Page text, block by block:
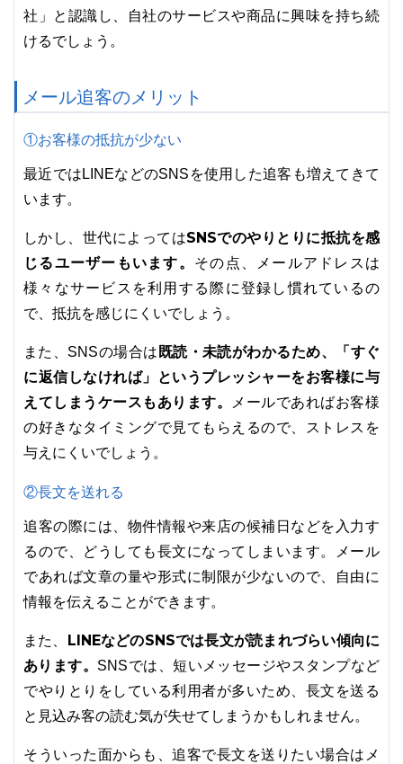
社」と認識し、自社のサービスや商品に興味を持ち続
けるでしょう。
メール追客のメリット
①お客様の抵抗が少ない
最近ではLINEなどのSNSを使用した追客も増えてきて
います。
しかし、世代によってはSNSでのやりとりに抵抗を感
じるユーザーもいます。
その点、メールアドレスは
様々なサービスを利用する際に登録し慣れているの
で、抵抗を感じにくいでしょう。
また、SNSの場合は既読・未読がわかるため、「すぐ
に返信しなければ」というプレッシャーをお客様に与
えてしまうケースもあります。
メールであればお客様
の好きなタイミングで見てもらえるので、ストレスを
与えにくいでしょう。
②長文を送れる
追客の際には、物件情報や来店の候補日などを入力す
るので、どうしても長文になってしまいます。メール
であれば文章の量や形式に制限が少ないので、自由に
情報を伝えることができます。
また、 LINEなどのSNSでは長文が読まれづらい傾向に
あります。
SNSでは、短いメッセージやスタンプなど
でやりとりをしている利用者が多いため、長文を送る
と見込み客の読む気が失せてしまうかもしれません。
そういった面からも、追客で長文を送りたい場合はメ